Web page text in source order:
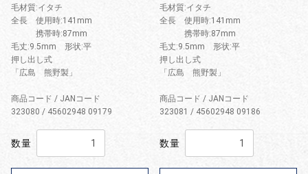
毛材質:イタチ
全長 使用時:141mm
携帯時:87mm
毛丈:9.5mm 形状:平
押し出し式
「広島 熊野製」
商品コード / JANコード
323080 / 45602948 09179
数量
毛材質:イタチ
全長 使用時:141mm
携帯時:87mm
毛丈:9.5mm 形状:平
押し出し式
「広島 熊野製」
商品コード / JANコード
323081 / 45602948 09186
数量